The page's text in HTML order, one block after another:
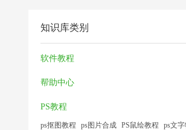
知识库类别
软件教程
帮助中心
PS教程
ps抠图教程 ps图片合成 PS鼠绘教程 ps文